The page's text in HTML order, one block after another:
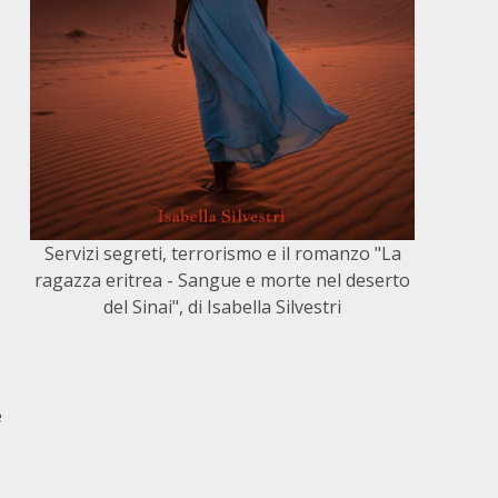
Servizi segreti, terrorismo e il romanzo "La
ragazza eritrea - Sangue e morte nel deserto
del Sinai", di Isabella Silvestri